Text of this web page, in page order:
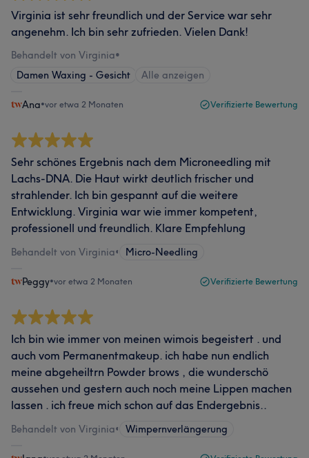
Virginia ist sehr freundlich und der Service war sehr
angenehm. Ich bin sehr zufrieden. Vielen Dank!
Behandelt von Virginia•
Damen Waxing - Gesicht
Alle anzeigen
Ana•vor etwa 2 Monaten Verifizierte Bewertung
Sehr schönes Ergebnis nach dem Microneedling mit
Lachs-DNA. Die Haut wirkt deutlich frischer und
strahlender. Ich bin gespannt auf die weitere
Entwicklung. Virginia war wie immer kompetent,
professionell und freundlich. Klare Empfehlung
Behandelt von Virginia• Micro-Needling
Peggy•vor etwa 2 Monaten Verifizierte Bewertung
Ich bin wie immer von meinen wimois begeistert . und
auch vom Permanentmakeup. ich habe nun endlich
meine abgeheiltrn Powder brows , die wunderschö
aussehen und gestern auch noch meine Lippen machen
lassen . ich freue mich schon auf das Endergebnis..
Behandelt von Virginia• Wimpernverlängerung